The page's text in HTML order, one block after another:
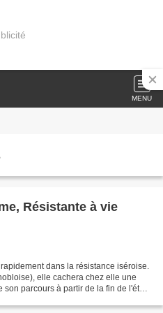
MENU
Résistante à vie
dans la résistance iséroise.
elle cachera chez elle une
parcours à partir de la fin de l'été